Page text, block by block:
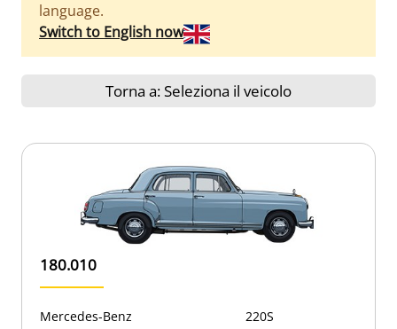
language.
Switch to English now
Torna a: Seleziona il veicolo
180.010
Mercedes-Benz
220S